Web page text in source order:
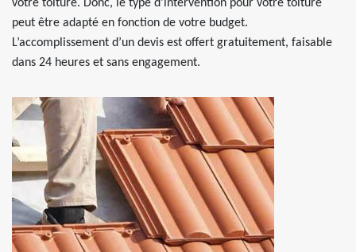
votre toiture. Donc, le type d’intervention pour votre toiture
peut être adapté en fonction de votre budget.
L’accomplissement d’un devis est offert gratuitement, faisable
dans 24 heures et sans engagement.